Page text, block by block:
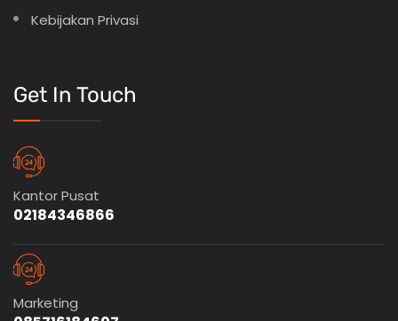
Kebijakan Privasi
Get In Touch
Kantor Pusat
02184346866
Marketing